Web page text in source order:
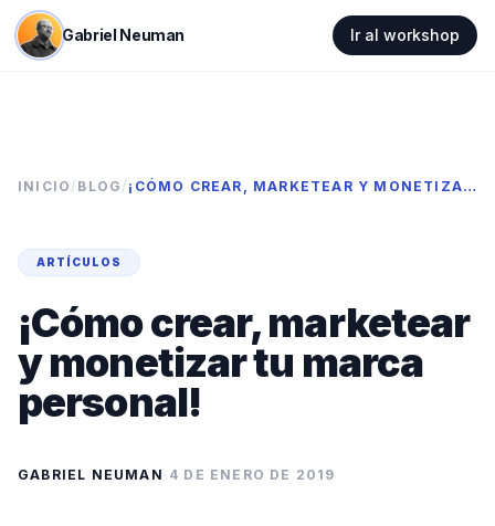
Gabriel Neuman Ir al workshop
INICIO / BLOG / ¡CÓMO CREAR, MARKETEAR Y MONETIZAR TU MARCA PERSONAL!
ARTÍCULOS
¡Cómo crear, marketear
y monetizar tu marca
personal!
GABRIEL NEUMAN · 4 DE ENERO DE 2019